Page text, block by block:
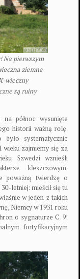
Na pierwszym
ziemna
wieczny
są ruiny
północ wysunięte
historii ważną rolę.
systematycznie
zajmiemy się za
Szwedzi wznieśli
kleszczowym.
poważną twierdzę o
letniej: mieścił się tu
w jeden z takich
Niemcy w 1931 roku
o sygnaturze C. 9!
fortyfikacyjnym